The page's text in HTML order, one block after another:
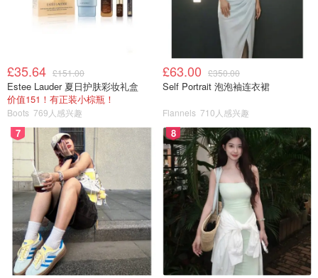
£35.64 £151.00
Estee Lauder 夏日护肤彩妆礼盒
价值151！有正装小棕瓶！
Boots 769人感兴趣
£63.00 £350.00
Self Portrait 泡泡袖连衣裙
Flannels 710人感兴趣
7 8